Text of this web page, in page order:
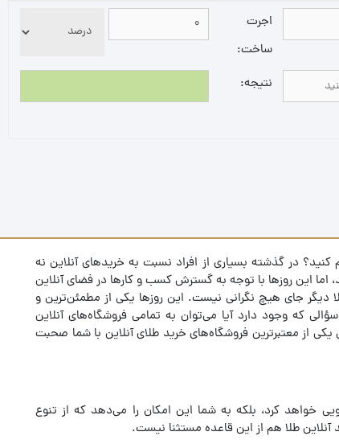
اجرت
ساخت:
نتیجه:
در گذشته بسیاری از افراد نسبت به خریدهای آنلاین نه
اما این روزها با توجه به گسترش کسب و کارها در فضای آنلاین
جای هیچ نگرانی نیست. این روزها یکی از مطمئن‌ترین و
که وجود دارد آیا می‌توان به تمامی فروشگاه‌های آنلاین
یکی از معتبرترین فروشگاه‌های خرید طلای آنلاین با شما صحبت
خواهد کرد، بلکه به شما این امکان را می‌دهد که از تنوع
طلا هم از این قاعده مستثنا نیست.